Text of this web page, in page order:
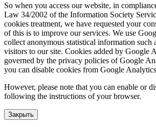
So when you access our website, in
Law 34/2002 of the Information Society
cookies treatment, we have requested your
of this is to improve our services. We use
collect anonymous statistical information such
visitors to our site. Cookies added by Google
governed by the privacy policies of Google
you can disable cookies from Google
However, please note that you can enable or
following the instructions of your browser.
Закрыть